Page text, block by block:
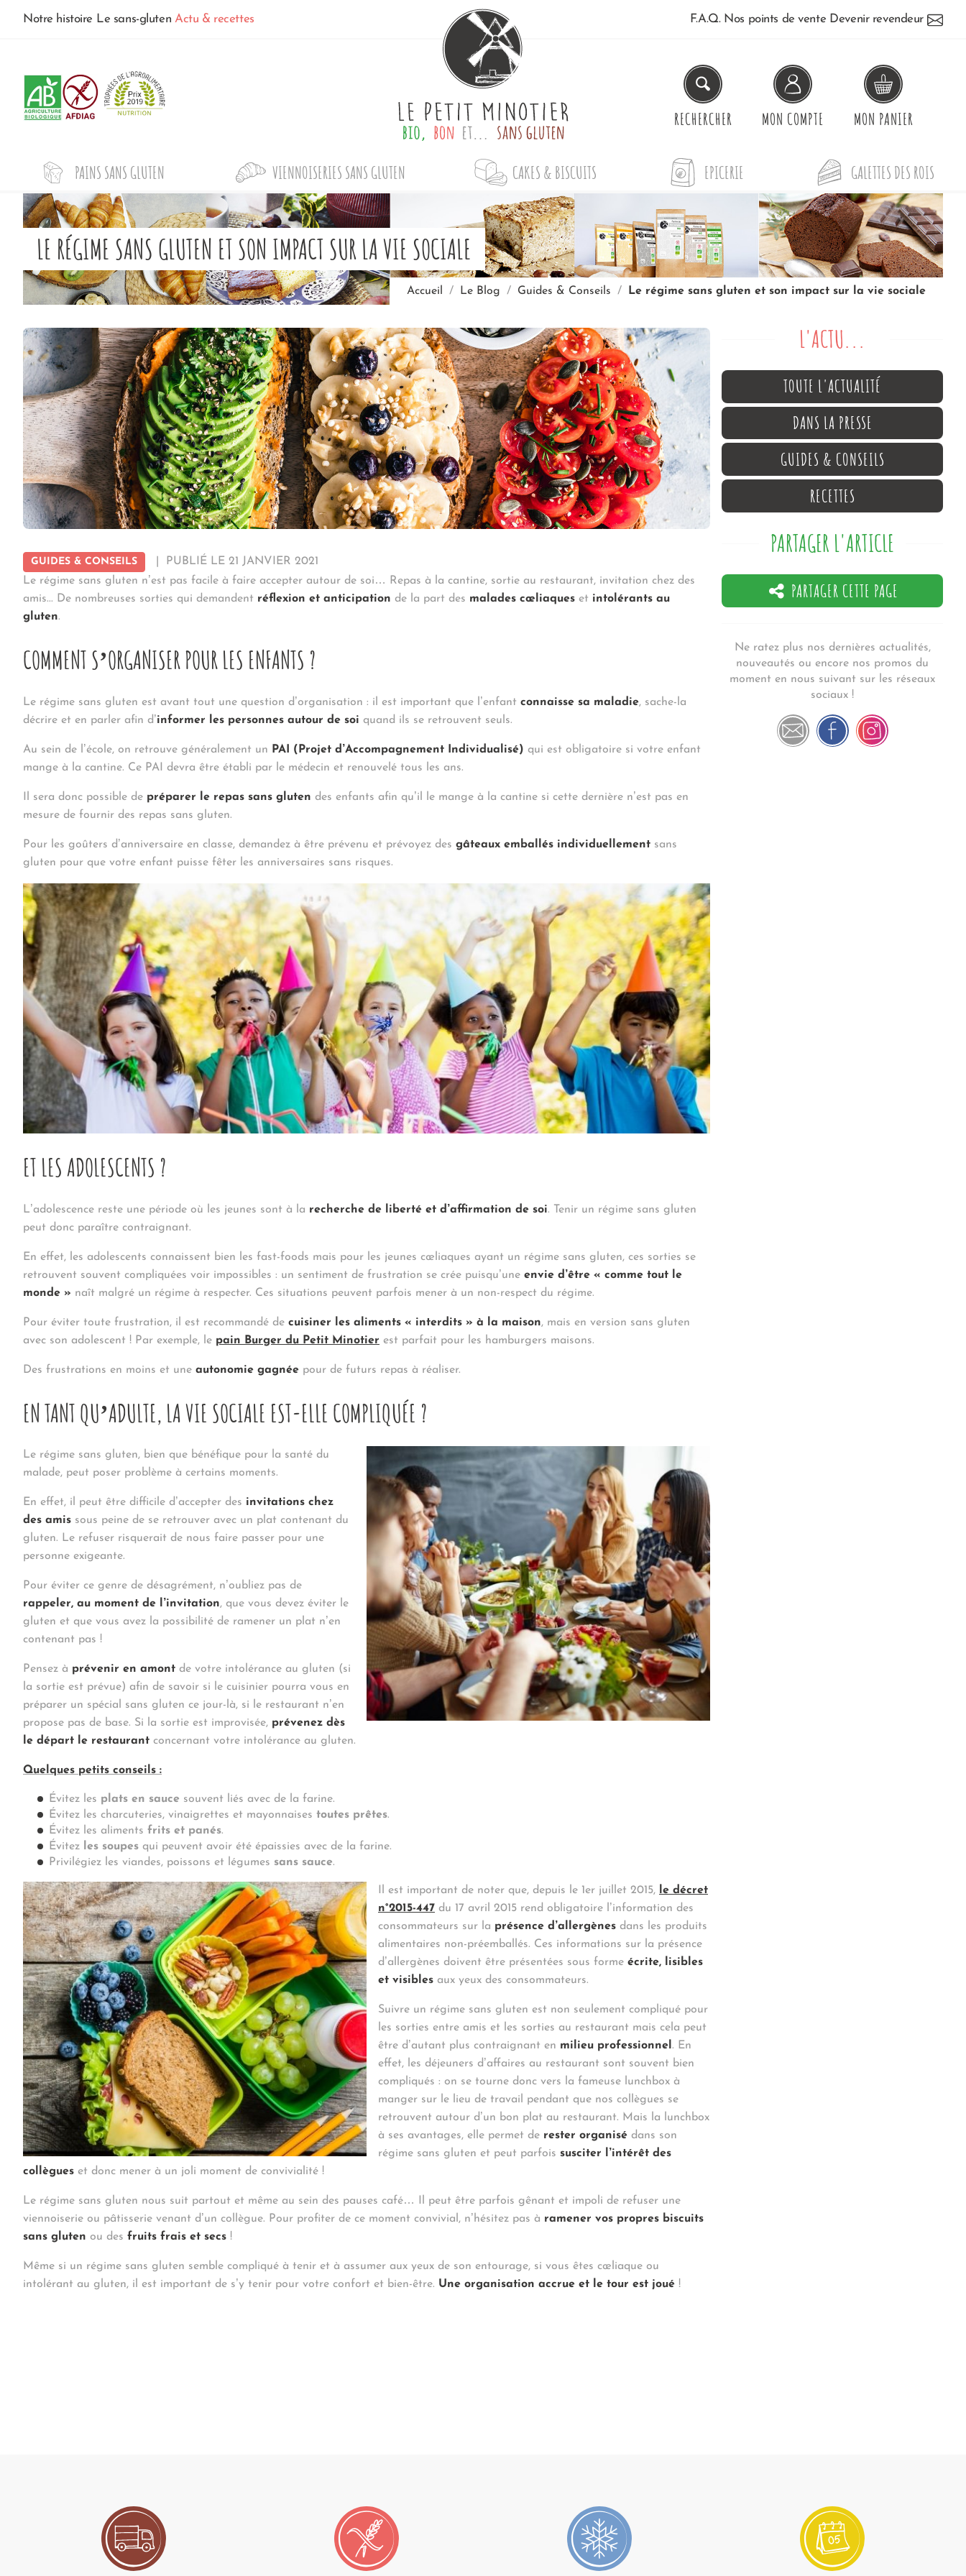
Notre histoire Le sans-gluten Actu & recettes F.A.Q. Nos points de vente Devenir revendeur
RECHERCHER MON COMPTE MON PANIER
PAINS SANS GLUTEN VIENNOISERIES SANS GLUTEN CAKES & BISCUITS EPICERIE GALETTES DES ROIS
LE RÉGIME SANS GLUTEN ET SON IMPACT SUR LA VIE SOCIALE
Accueil Le Blog Guides & Conseils Le régime sans gluten et son impact sur la vie sociale
GUIDES & CONSEILS
PUBLIÉ LE 21 JANVIER 2021
Le régime sans gluten n’est pas facile à faire accepter autour de soi… Repas à la cantine, sortie au restaurant, invitation chez des
amis... De nombreuses sorties qui demandent réflexion et anticipation de la part des malades cœliaques et intolérants au
gluten.
COMMENT S’ORGANISER POUR LES ENFANTS ?
Le régime sans gluten est avant tout une question d’organisation : il est important que l’enfant connaisse sa maladie, sache-la
décrire et en parler afin d’informer les personnes autour de soi quand ils se retrouvent seuls.
Au sein de l’école, on retrouve généralement un PAI (Projet d’Accompagnement Individualisé) qui est obligatoire si votre enfant
mange à la cantine. Ce PAI devra être établi par le médecin et renouvelé tous les ans.
Il sera donc possible de préparer le repas sans gluten des enfants afin qu’il le mange à la cantine si cette dernière n’est pas en
mesure de fournir des repas sans gluten.
Pour les goûters d’anniversaire en classe, demandez à être prévenu et prévoyez des gâteaux emballés individuellement sans
gluten pour que votre enfant puisse fêter les anniversaires sans risques.
ET LES ADOLESCENTS ?
L’adolescence reste une période où les jeunes sont à la recherche de liberté et d’affirmation de soi. Tenir un régime sans gluten
peut donc paraître contraignant.
En effet, les adolescents connaissent bien les fast-foods mais pour les jeunes cœliaques ayant un régime sans gluten, ces sorties se
retrouvent souvent compliquées voir impossibles : un sentiment de frustration se crée puisqu’une envie d’être « comme tout le
monde » naît malgré un régime à respecter. Ces situations peuvent parfois mener à un non-respect du régime.
Pour éviter toute frustration, il est recommandé de cuisiner les aliments « interdits » à la maison, mais en version sans gluten
avec son adolescent ! Par exemple, le pain Burger du Petit Minotier est parfait pour les hamburgers maisons.
Des frustrations en moins et une autonomie gagnée pour de futurs repas à réaliser.
EN TANT QU’ADULTE, LA VIE SOCIALE EST-ELLE COMPLIQUÉE ?
Le régime sans gluten, bien que bénéfique pour la santé du
malade, peut poser problème à certains moments.
En effet, il peut être difficile d’accepter des invitations chez
des amis sous peine de se retrouver avec un plat contenant du
gluten. Le refuser risquerait de nous faire passer pour une
personne exigeante.
Pour éviter ce genre de désagrément, n’oubliez pas de
rappeler, au moment de l’invitation, que vous devez éviter le
gluten et que vous avez la possibilité de ramener un plat n’en
contenant pas !
Pensez à prévenir en amont de votre intolérance au gluten (si
la sortie est prévue) afin de savoir si le cuisinier pourra vous en
préparer un spécial sans gluten ce jour-là, si le restaurant n’en
propose pas de base. Si la sortie est improvisée, prévenez dès
le départ le restaurant concernant votre intolérance au gluten.
Quelques petits conseils :
Évitez les plats en sauce souvent liés avec de la farine.
Évitez les charcuteries, vinaigrettes et mayonnaises toutes prêtes.
Évitez les aliments frits et panés.
Évitez
les soupes qui peuvent avoir été épaissies avec de la farine.
Privilégiez les viandes, poissons et légumes sans sauce.
Il est important de noter que, depuis le 1er juillet 2015,
le décret
n°2015-447 du 17 avril 2015 rend obligatoire l’information des
consommateurs sur la présence d’allergènes dans les produits
alimentaires non-préemballés. Ces informations sur la présence
d’allergènes doivent être présentées sous forme écrite, lisibles
et visibles aux yeux des consommateurs.
Suivre un régime sans gluten est non seulement compliqué pour
les sorties entre amis et les sorties au restaurant mais cela peut
être d’autant plus contraignant en milieu professionnel . En
effet, les déjeuners d’affaires au restaurant sont souvent bien
compliqués : on se tourne donc vers la fameuse lunchbox à
manger sur le lieu de travail pendant que nos collègues se
retrouvent autour d’un bon plat au restaurant. Mais la lunchbox
à ses avantages, elle permet de rester organisé dans son
régime sans gluten et peut parfois susciter l’intérêt des
collègues et donc mener à un joli moment de convivialité !
Le régime sans gluten nous suit partout et même au sein des pauses café… Il peut être parfois gênant et impoli de refuser une
viennoiserie ou pâtisserie venant d’un collègue. Pour profiter de ce moment convivial, n’hésitez pas à ramener vos propres biscuits
sans gluten ou des fruits frais et secs !
Même si un régime sans gluten semble compliqué à tenir et à assumer aux yeux de son entourage, si vous êtes cœliaque ou
intolérant au gluten, il est important de s’y tenir pour votre confort et bien-être. Une organisation accrue et le tour est joué !
L'ACTU...
TOUTE L'ACTUALITÉ
DANS LA PRESSE
GUIDES & CONSEILS
RECETTES
PARTAGER L'ARTICLE
PARTAGER CETTE PAGE
Ne ratez plus nos dernières actualités,
nouveautés ou encore nos promos du
moment en nous suivant sur les réseaux
sociaux !